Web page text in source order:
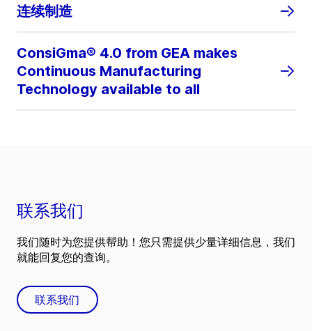
连续制造
ConsiGma® 4.0 from GEA makes
Continuous Manufacturing
Technology available to all
联系我们
我们随时为您提供帮助！您只需提供少量详细信息，我们
就能回复您的查询。
联系我们